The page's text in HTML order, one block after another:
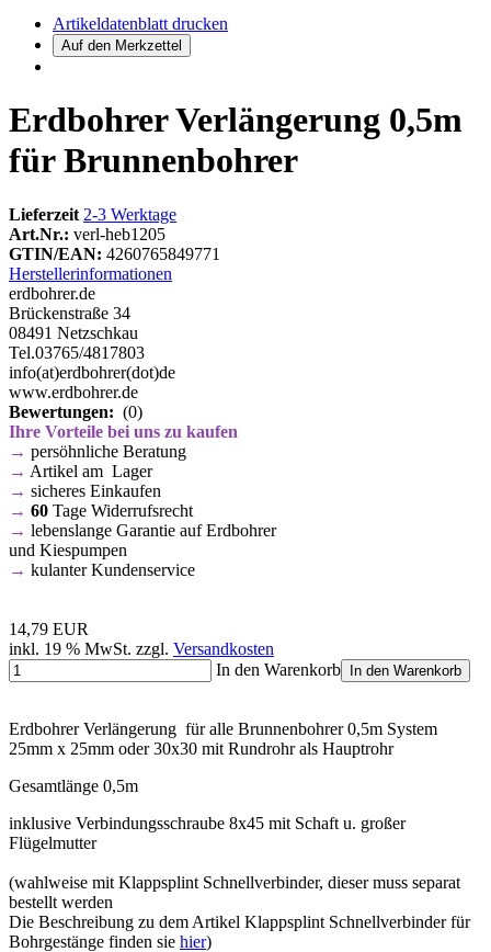
Artikeldatenblatt drucken
Erdbohrer Verlängerung 0,5m
für Brunnenbohrer
Lieferzeit 2-3 Werktage
Art.Nr.: verl-heb1205
GTIN/EAN: 4260765849771
Herstellerinformationen
erdbohrer.de
Brückenstraße 34
08491 Netzschkau
Tel.03765/4817803
info(at)erdbohrer(dot)de
www.erdbohrer.de
Bewertungen: (0)
Ihre Vorteile bei uns zu kaufen
→ persöhnliche Beratung
→ Artikel am Lager
→ sicheres Einkaufen
→ 60 Tage Widerrufsrecht
→ lebenslange Garantie auf Erdbohrer
und Kiespumpen
→ kulanter Kundenservice
14,79 EUR
inkl. 19 % MwSt. zzgl. Versandkosten
In den Warenkorb
In den Warenkorb
Erdbohrer Verlängerung für alle Brunnenbohrer 0,5m System
25mm x 25mm oder 30x30 mit Rundrohr als Hauptrohr
Gesamtlänge 0,5m
inklusive Verbindungsschraube 8x45 mit Schaft u. großer
Flügelmutter
(wahlweise mit Klappsplint Schnellverbinder, dieser muss separat
bestellt werden
Die Beschreibung zu dem Artikel Klappsplint Schnellverbinder für
Bohrgestänge finden sie hier)